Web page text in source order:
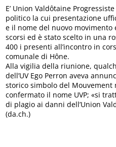
E’ Union Valdôtaine
politico la cui presentazione
e il nome del nuovo
scorsi ed è stato scelto in una
400 i presenti all’incontro in
comunale di Hône.
Alla vigilia della riunione,
dell’UV Ego Perron aveva
storico simbolo del Mouvement
confermato il nome UVP; «si
di plagio ai danni dell’Union
(da.ch.)